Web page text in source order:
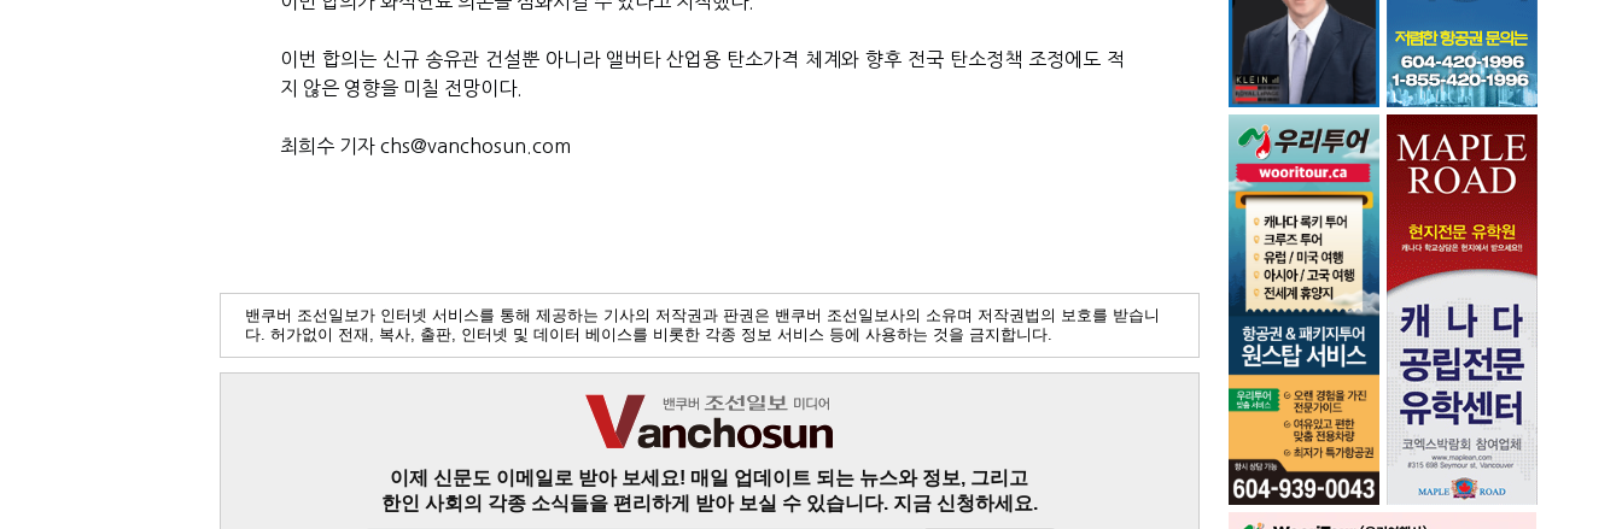
이번 합의는 신규 송유관 건설뿐 아니라 앨버타 산업용 탄소가격 체계와 향후 전국 탄소정책 조정에도 적
지 않은 영향을 미칠 전망이다.
최희수 기자 chs@vanchosun.com
밴쿠버 조선일보가 인터넷 서비스를 통해 제공하는 기사의 저작권과 판권은 밴쿠버 조선일보사의 소유며 저작권법의 보호를 받습니
다. 허가없이 전재, 복사, 출판, 인터넷 및 데이터 베이스를 비롯한 각종 정보 서비스 등에 사용하는 것을 금지합니다.
이제 신문도 이메일로 받아 보세요! 매일 업데이트 되는 뉴스와 정보, 그리고
한인 사회의 각종 소식들을 편리하게 받아 보실 수 있습니다. 지금 신청하세요.